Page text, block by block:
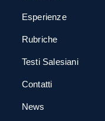
Esperienze
Rubriche
Testi Salesiani
Contatti
News